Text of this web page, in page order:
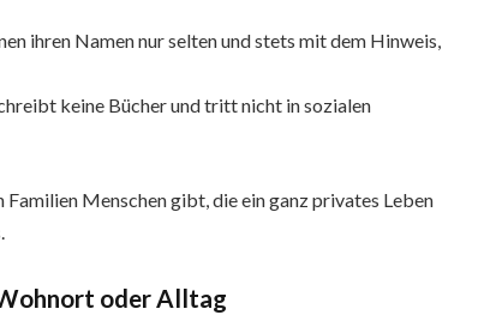
ihren Namen nur selten und stets mit dem Hinweis,
keine Bücher und tritt nicht in sozialen
Menschen gibt, die ein ganz privates Leben
oder Alltag